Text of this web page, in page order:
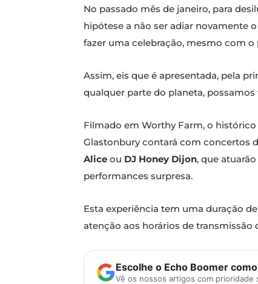
No passado mês de janeiro, para
hipótese a não ser adiar novamente
fazer uma celebração, mesmo com
Assim, eis que é apresentada, pela
qualquer parte do planeta,
Filmado em Worthy Farm, o
Glastonbury contará com concertos
Alice ou DJ Honey Dijon, que
performances surpresa.
Esta experiência tem uma duração
atenção aos horários de transmissão
Escolhe o Echo Boomer
Vê os nossos artigos com